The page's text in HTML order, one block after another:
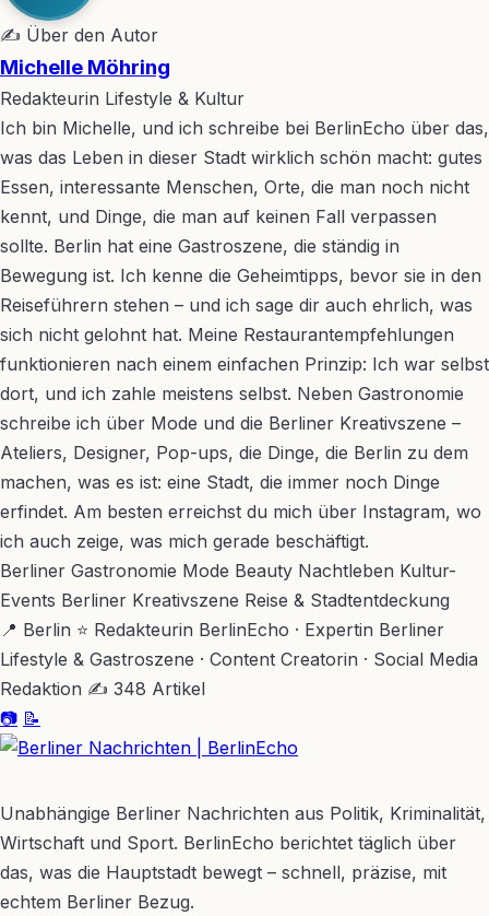
✍ Über den Autor
Michelle Möhring
Redakteurin Lifestyle & Kultur
Ich bin Michelle, und ich schreibe bei BerlinEcho über das,
was das Leben in dieser Stadt wirklich schön macht: gutes
Essen, interessante Menschen, Orte, die man noch nicht
kennt, und Dinge, die man auf keinen Fall verpassen
sollte. Berlin hat eine Gastroszene, die ständig in
Bewegung ist. Ich kenne die Geheimtipps, bevor sie in den
Reiseführern stehen – und ich sage dir auch ehrlich, was
sich nicht gelohnt hat. Meine Restaurantempfehlungen
funktionieren nach einem einfachen Prinzip: Ich war selbst
dort, und ich zahle meistens selbst. Neben Gastronomie
schreibe ich über Mode und die Berliner Kreativszene –
Ateliers, Designer, Pop-ups, die Dinge, die Berlin zu dem
machen, was es ist: eine Stadt, die immer noch Dinge
erfindet. Am besten erreichst du mich über Instagram, wo
ich auch zeige, was mich gerade beschäftigt.
Berliner Gastronomie Mode Beauty Nachtleben Kultur-
Events Berliner Kreativszene Reise & Stadtentdeckung
📍 Berlin ⭐ Redakteurin BerlinEcho · Expertin Berliner
Lifestyle & Gastroszene · Content Creatorin · Social Media
Redaktion ✍ 348 Artikel
📷 📝
Unabhängige Berliner Nachrichten aus Politik, Kriminalität,
Wirtschaft und Sport. BerlinEcho berichtet täglich über
das, was die Hauptstadt bewegt – schnell, präzise, mit
echtem Berliner Bezug.